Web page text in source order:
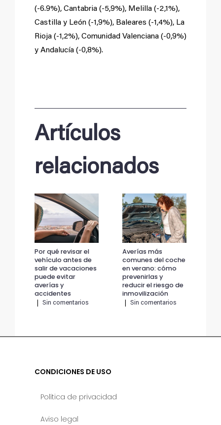
(-6.9%), Cantabria (-5,9%), Melilla (-2,1%),
Castilla y León (-1,9%), Baleares (-1,4%), La
Rioja (-1,2%), Comunidad Valenciana (-0,9%)
y Andalucía (-0,8%).
Artículos
relacionados
Por qué revisar el
vehículo antes de
salir de vacaciones
puede evitar
averías y
accidentes
Sin comentarios
Averías más
comunes del coche
en verano: cómo
prevenirlas y
reducir el riesgo de
inmovilización
Sin comentarios
CONDICIONES DE USO
Política de privacidad
Aviso legal